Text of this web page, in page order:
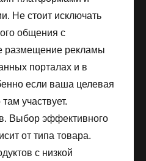
Не стоит исключать
общения с
размещение рекламы
порталах и в
если ваша целевая
участвует.
Выбор эффективного
от типа товара.
с низкой